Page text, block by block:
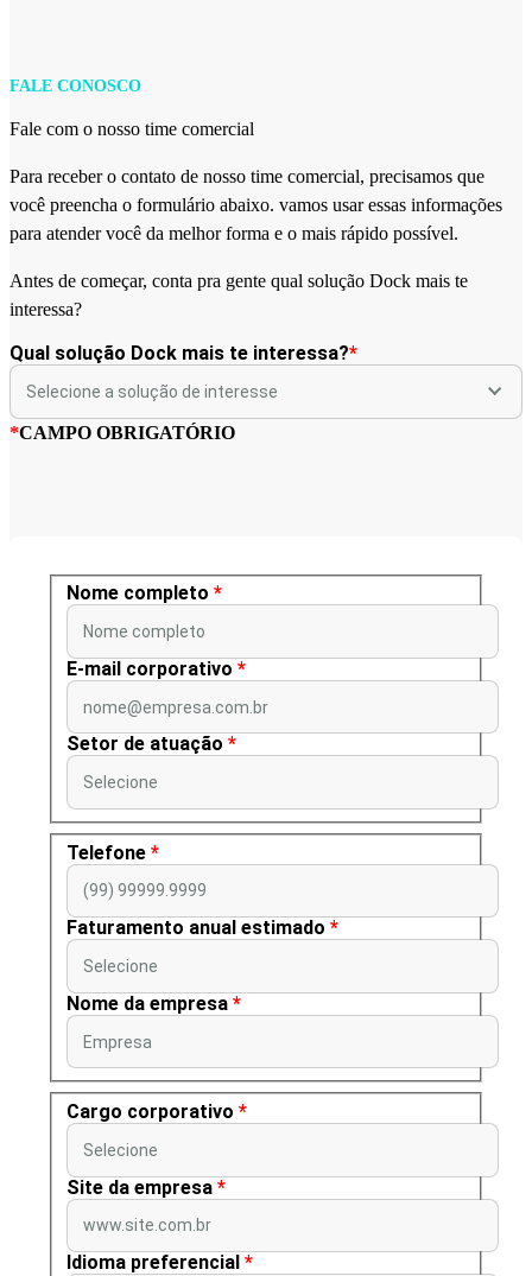
FALE CONOSCO
Fale com o nosso time comercial
Para receber o contato de nosso time comercial, precisamos que
você preencha o formulário abaixo. vamos usar essas informações
para atender você da melhor forma e o mais rápido possível.
Antes de começar, conta pra gente qual solução Dock mais te
interessa?
Qual solução Dock mais te interessa?*
*CAMPO OBRIGATÓRIO
Nome completo *
Nome completo
E-mail corporativo *
nome@empresa.com.br
Setor de atuação *
Selecione
Telefone *
(99) 99999.9999
Faturamento anual estimado *
Selecione
Nome da empresa *
Empresa
Cargo corporativo *
Selecione
Site da empresa *
www.site.com.br
Idioma preferencial *